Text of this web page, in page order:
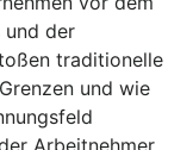
und der
traditionelle
und wie
Arbeitnehmer